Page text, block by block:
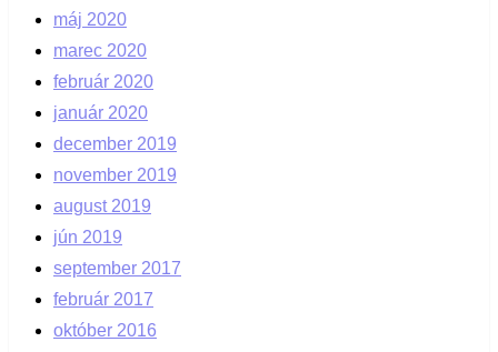
máj 2020
marec 2020
február 2020
január 2020
december 2019
november 2019
august 2019
jún 2019
september 2017
február 2017
október 2016